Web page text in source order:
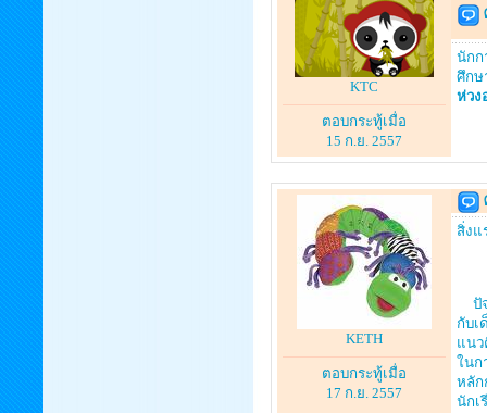
KTC
ตอบกระทู้เมื่อ
15 ก.ย. 2557
นักก
ศึกษ
ห่วง
KETH
ตอบกระทู้เมื่อ
17 ก.ย. 2557
สิ่งแ
ปัจ
กับเ
แนว
ในก
หลัก
นักเ